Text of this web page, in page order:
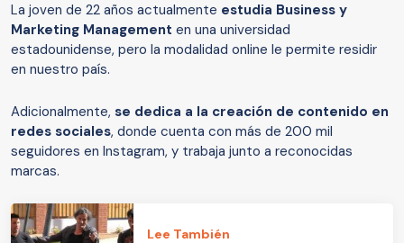
La joven de 22 años actualmente estudia Business y
Marketing Management en una universidad
estadounidense, pero la modalidad online le permite residir
en nuestro país.
Adicionalmente, se dedica a la creación de contenido en
redes sociales, donde cuenta con más de 200 mil
seguidores en Instagram, y trabaja junto a reconocidas
marcas.
Lee También